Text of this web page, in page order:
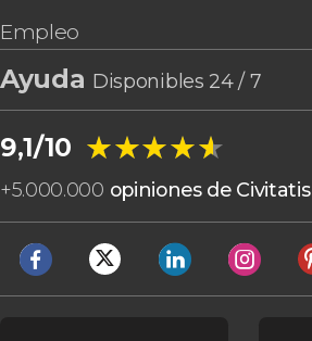
Empleo
Ayuda Disponibles 24 / 7
9,1/10 ★★★★★
★★★★★
+5.000.000 opiniones de Civitatis